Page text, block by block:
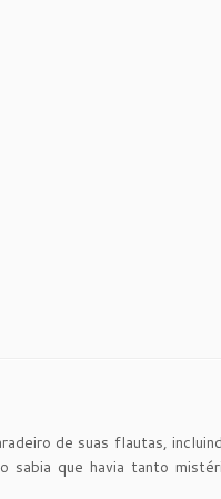
de suas flautas,
sabia que havia tanto